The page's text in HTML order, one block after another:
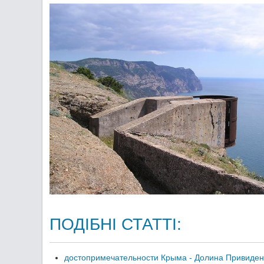
ПОДІБНІ СТАТТІ:
достопримечательности Крыма - Долина